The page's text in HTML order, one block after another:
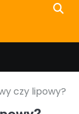
czy lipowy?